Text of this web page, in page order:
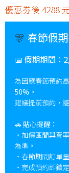
優惠劵後 4288
🎊 春節假
📅 假期期間：
為因應春節預約高
50% 。
建議提前預約，
🚗 貼心提醒：
・加價區間與費
為準。
・春節期間訂單
・完成預約即鎖